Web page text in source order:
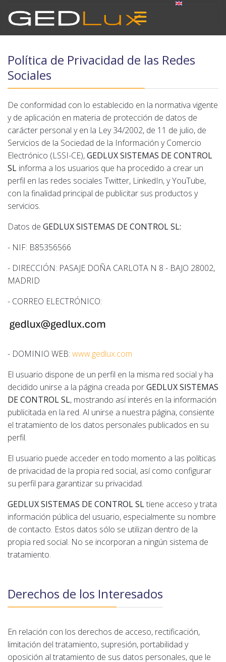
Política de Privacidad de las Redes
Sociales
De conformidad con lo establecido en la normativa vigente
y de aplicación en materia de protección de datos de
carácter personal y en la Ley 34/2002, de 11 de julio, de
Servicios de la Sociedad de la Información y Comercio
Electrónico (LSSI-CE),GEDLUX SISTEMAS DE CONTROL
SL informa a los usuarios que ha procedido a crear un
perfil en las redes sociales Twitter, LinkedIn, y YouTube,
con la finalidad principal de publicitar sus productos y
servicios.
Datos de GEDLUX SISTEMAS DE CONTROL SL:
- NIF: B85356566
- DIRECCIÓN: PASAJE DOÑA CARLOTA N 8 - BAJO 28002,
MADRID
- CORREO ELECTRÓNICO:
- DOMINIO WEB: www.gedlux.com
El usuario dispone de un perfil en la misma red social y ha
decidido unirse a la página creada porGEDLUX SISTEMAS
DE CONTROL SL, mostrando así interés en la información
publicitada en la red. Al unirse a nuestra página, consiente
el tratamiento de los datos personales publicados en su
perfil.
El usuario puede acceder en todo momento a las políticas
de privacidad de la propia red social, así como configurar
su perfil para garantizar su privacidad.
GEDLUX SISTEMAS DE CONTROL SLtiene acceso y trata
información pública del usuario, especialmente su nombre
de contacto. Estos datos sólo se utilizan dentro de la
propia red social. No se incorporan a ningún sistema de
tratamiento.
Derechos de los Interesados
En relación con los derechos de acceso, rectificación,
limitación del tratamiento, supresión, portabilidad y
oposición al tratamiento de sus datos personales, que le